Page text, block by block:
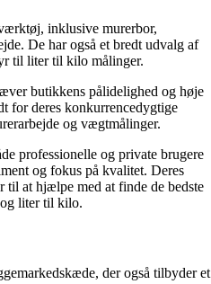
inklusive murerbor,
De har også et bredt udvalg af
til liter til kilo målinger.
butikkens pålidelighed og høje
for deres konkurrencedygtige
og vægtmålinger.
professionelle og private brugere
og fokus på kvalitet. Deres
til at hjælpe med at finde de bedste
liter til kilo.
der også tilbyder et